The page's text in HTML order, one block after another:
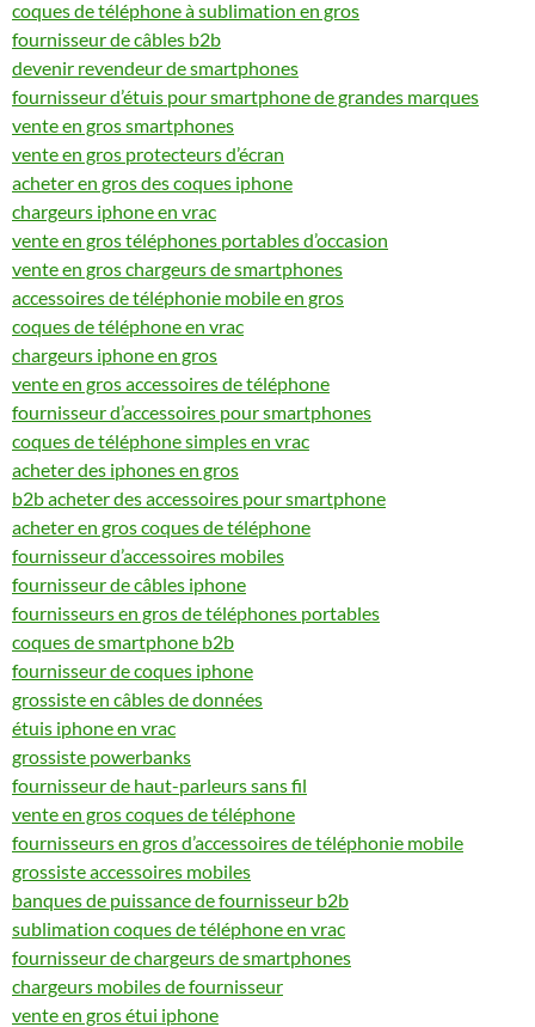
coques de téléphone à sublimation en gros
fournisseur de câbles b2b
devenir revendeur de smartphones
fournisseur d’étuis pour smartphone de grandes marques
vente en gros smartphones
vente en gros protecteurs d’écran
acheter en gros des coques iphone
chargeurs iphone en vrac
vente en gros téléphones portables d’occasion
vente en gros chargeurs de smartphones
accessoires de téléphonie mobile en gros
coques de téléphone en vrac
chargeurs iphone en gros
vente en gros accessoires de téléphone
fournisseur d’accessoires pour smartphones
coques de téléphone simples en vrac
acheter des iphones en gros
b2b acheter des accessoires pour smartphone
acheter en gros coques de téléphone
fournisseur d’accessoires mobiles
fournisseur de câbles iphone
fournisseurs en gros de téléphones portables
coques de smartphone b2b
fournisseur de coques iphone
grossiste en câbles de données
étuis iphone en vrac
grossiste powerbanks
fournisseur de haut-parleurs sans fil
vente en gros coques de téléphone
fournisseurs en gros d’accessoires de téléphonie mobile
grossiste accessoires mobiles
banques de puissance de fournisseur b2b
sublimation coques de téléphone en vrac
fournisseur de chargeurs de smartphones
chargeurs mobiles de fournisseur
vente en gros étui iphone